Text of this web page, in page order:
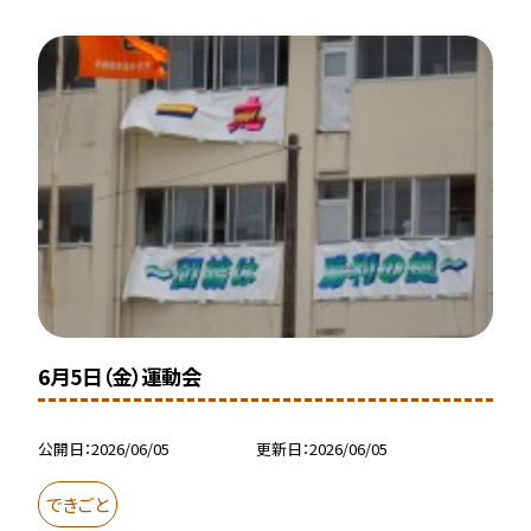
6月5日（金）運動会
公開日 2026/06/05 更新日 2026/06/05
できごと